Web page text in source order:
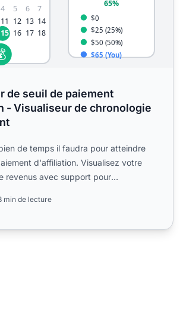
de seuil de paiement
- Visualiseur de chronologie
de temps il faudra pour atteindre
d'affiliation. Visualisez votre
revenus avec support pour
min de lecture